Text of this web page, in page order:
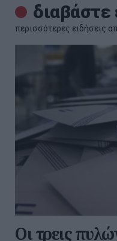
διαβάστε
περισσότερες ειδήσεις
Οι τρεις